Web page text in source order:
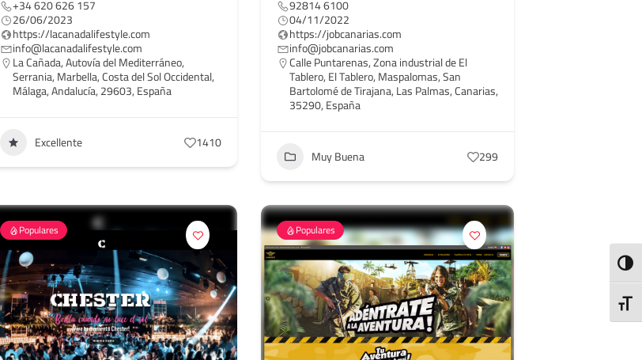
+34 620 626 157
26/06/2023
https://lacanadalifestyle.com
info@lacanadalifestyle.com
La Cañada, Autovía del Mediterráneo,
Serrania, Marbella, Costa del Sol Occidental,
Málaga, Andalucía, 29603, España
Excellente 1410
92814 6100
04/11/2022
https://jobcanarias.com
info@jobcanarias.com
Calle Puntarenas, Zona industrial de El
Tablero, El Tablero, Maspalomas, San
Bartolomé de Tirajana, Las Palmas, Canarias,
35290, España
Muy Buena 299
Populares Populares